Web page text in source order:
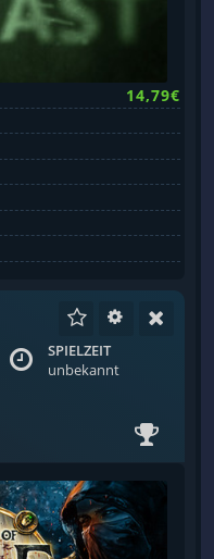
14,79€
SPIELZEIT
unbekannt